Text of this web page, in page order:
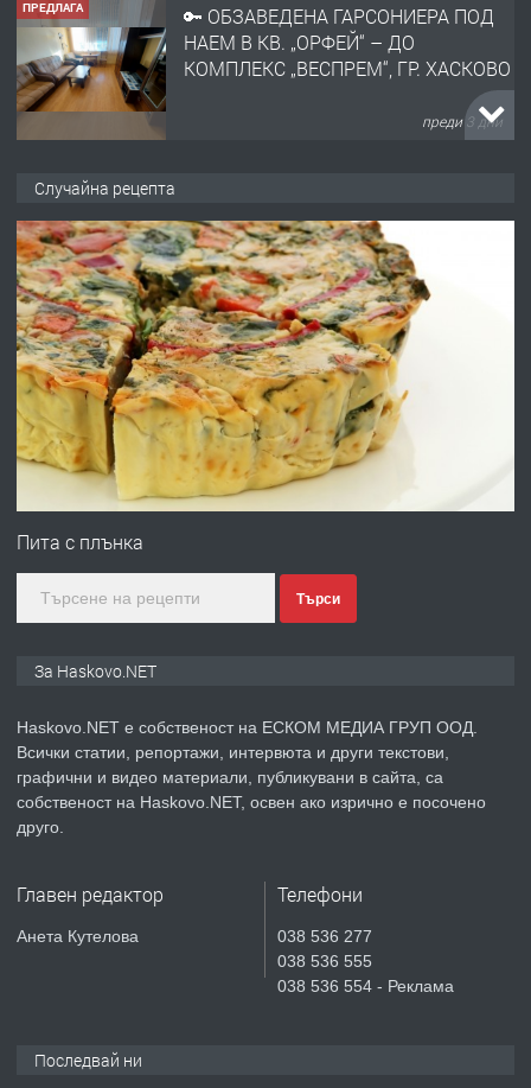
ПРЕДЛАГА
НАПЪЛНО ОБЗАВЕДЕН И
ОБОРУДВАН ТРИСТАЕН
АПАРТАМЕНТ В ЦЕНТЪРА НА ГР.
преди 4 дни
преди 4 дни
ПРЕДЛАГА
№4120 Магазин/Офис под наем в кв.
Любен Каравелов, Хасково-близо до
градската градина!
ПРОСТОРЕН ТРИСТАЕН
преди 5 дни
ПРЕДЛАГА СГЛОБЯВАНЕ НА МЕБЕЛИ.
№4119 Едностаен обзаведен
Случайна рецепта
Пита с плънка
Търси
За Haskovo.NET
Haskovo.NET е собственост на ЕСКОМ МЕДИА ГРУП ООД.
Всички статии, репортажи, интервюта и други текстови,
графични и видео материали, публикувани в сайта, са
собственост на Haskovo.NET, освен ако изрично е посочено
друго.
Главен редактор
Анета Кутелова
Телефони
038 536 277
038 536 555
038 536 554 - Реклама
Последвай ни